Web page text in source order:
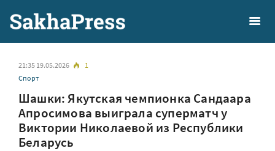
21:35 19.05.2026
1
Спорт
Шашки: Якутская чемпионка Сандаара
Апросимова выиграла суперматч у
Виктории Николаевой из Республики
Беларусь